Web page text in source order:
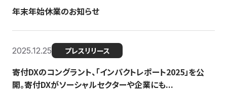
年末年始休業のお知らせ
2025.12.25 プレスリリース
寄付DXのコングラント、「インパクトレポート2025」を公
開。寄付DXがソーシャルセクターや企業にも...